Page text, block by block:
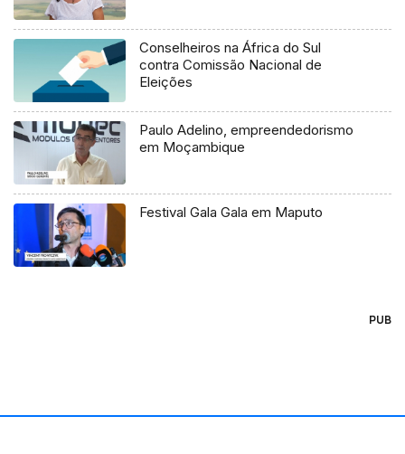
Conselheiros na África do Sul
contra Comissão Nacional de
Eleições
Paulo Adelino, empreendedorismo
em Moçambique
Festival Gala Gala em Maputo
PUB